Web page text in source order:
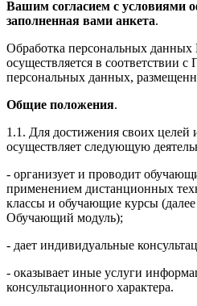
Вашим согласием с условиями
заполненная вами анкета.
Обработка персональных данных
осуществляется в соответствии
персональных данных,
Общие положения.
1.1. Для достижения своих целей
осуществляет следующую
- организует и проводит
применением дистанционных
классы и обучающие курсы
Обучающий модуль);
- дает индивидуальные
- оказывает иные услуги
консультационного характера.